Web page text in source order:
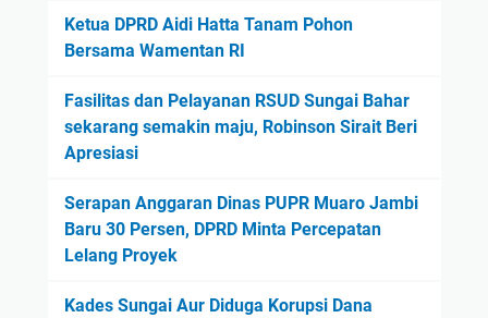
Ketua DPRD Aidi Hatta Tanam Pohon
Bersama Wamentan RI
Fasilitas dan Pelayanan RSUD Sungai Bahar
sekarang semakin maju, Robinson Sirait Beri
Apresiasi
Serapan Anggaran Dinas PUPR Muaro Jambi
Baru 30 Persen, DPRD Minta Percepatan
Lelang Proyek
Kades Sungai Aur Diduga Korupsi Dana